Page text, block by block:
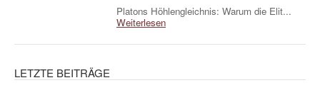
Platons Höhlengleichnis: Warum die Elit...
Weiterlesen
LETZTE BEITRÄGE